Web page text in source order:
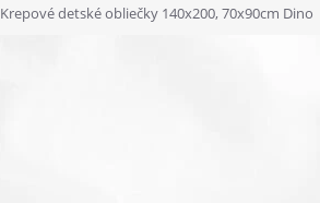
Krepové detské obliečky 140x200, 70x90cm Dino